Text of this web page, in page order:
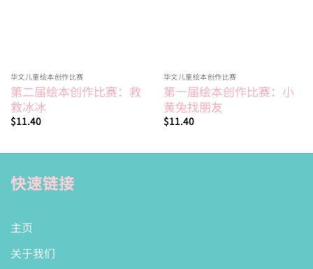
华文儿童绘本创作比赛
第二届绘本创作比赛：救
救冰冰
$11.40
华文儿童绘本创作比赛
第一届绘本创作比赛：小
黄兔找朋友
$11.40
快速链接
主页
关于我们